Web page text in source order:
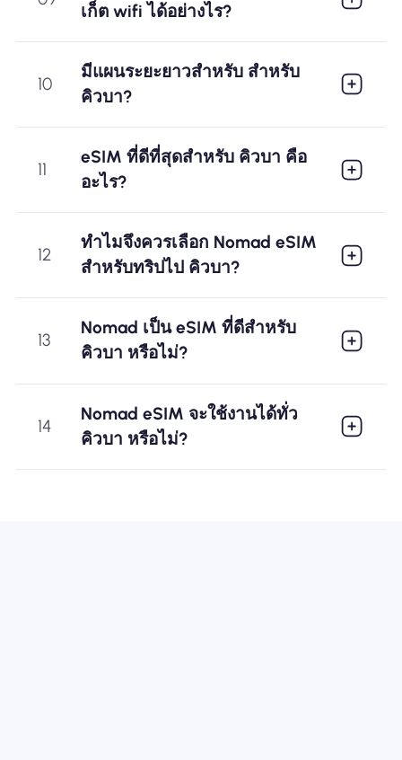
เก็ต wifi ได้อย่างไร?
10
มีแผนระยะยาวสำหรับ สำหรับ
คิวบา?
11
eSIM ที่ดีที่สุดสำหรับ คิวบา คือ
อะไร?
12
ทำไมจึงควรเลือก Nomad eSIM
สำหรับทริปไป คิวบา?
13
Nomad เป็น eSIM ที่ดีสำหรับ
คิวบา หรือไม่?
14
Nomad eSIM จะใช้งานได้ทั่ว
คิวบา หรือไม่?